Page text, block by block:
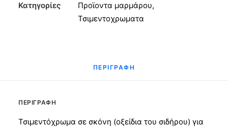
Κατηγορίες
Προϊοντα μαρμάρου,
Τσιμεντοχρωματα
ΠΕΡΙΓΡΑΦΉ
ΠΕΡΙΓΡΑΦΉ
Τσιμεντόχρωμα σε σκόνη (οξείδια του σιδήρου) για